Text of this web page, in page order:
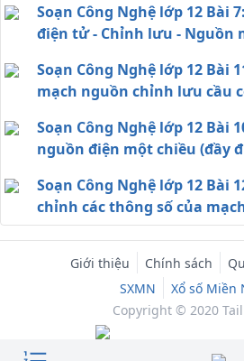
Soạn Công Nghệ lớp 12 Bài
điện tử - Chỉnh lưu - Nguồn
Soạn Công Nghệ lớp 12 Bài
mạch nguồn chỉnh lưu cầu
Soạn Công Nghệ lớp 12 Bài
nguồn điện một chiều (đầy
Soạn Công Nghệ lớp 12 Bài
chỉnh các thông số của
dùng Tranzito
Giới thiệu Chính sách
SXMN
Xổ số Miền
Copyright © 2020